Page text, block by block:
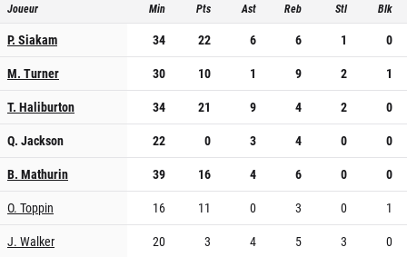
Joueur Min Pts Ast Reb Stl Blk
P. Siakam 34 22 6 6 1
0
M. Turner
30 10 1 9 2
1
T. Haliburton
34 21 9 4 2
0
Q. Jackson
22 0 3 4 0
0
B. Mathurin
39 16 4 6 0
0
O. Toppin
16 11 0 3 0
1
J. Walker
20 3 4 5 3
0